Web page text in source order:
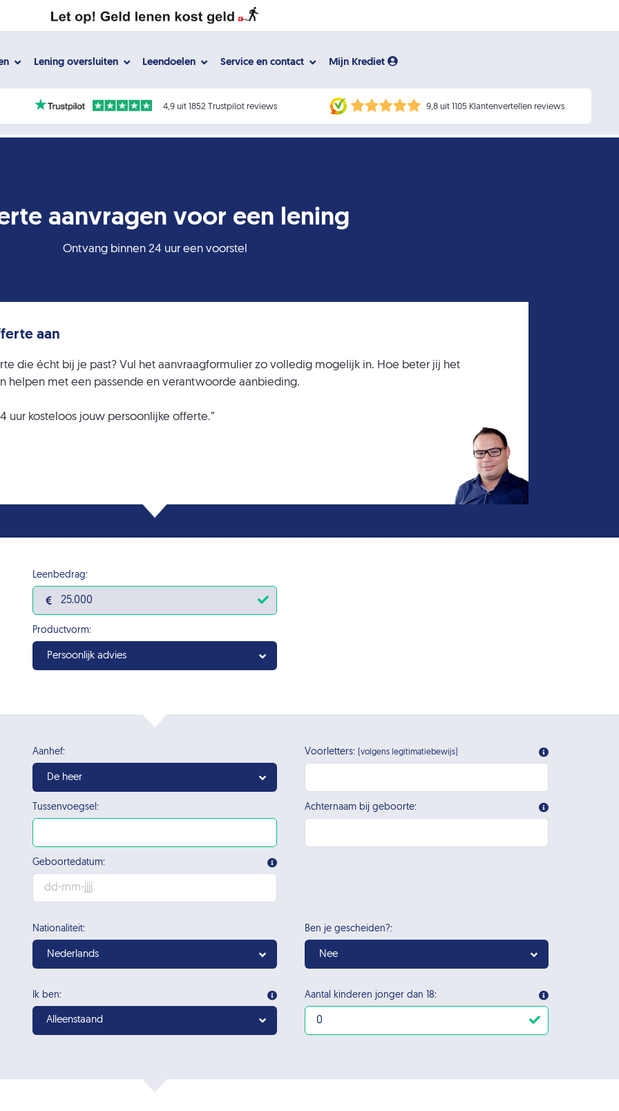
Lening oversluiten Leendoelen Service en contact Mijn Krediet
4,9 uit 1852 Trustpilot reviews 9,8 uit 1105 Klantenvertellen reviews
aanvragen voor een lening
Ontvang binnen 24 uur een voorstel
aan
die écht bij je past? Vul het aanvraagformulier zo volledig mogelijk in. Hoe beter jij het
helpen met een passende en verantwoorde aanbieding.
uur kosteloos jouw persoonlijke offerte.”
Leenbedrag:
Productvorm:
Persoonlijk advies
Aanhef:
De heer
Voorletters: (volgens legitimatiebewijs)
Tussenvoegsel: Achternaam bij geboorte:
Geboortedatum:
Nationaliteit:
Nederlands
Ben je gescheiden?:
Nee
Ik ben:
Alleenstaand
Aantal kinderen jonger dan 18: